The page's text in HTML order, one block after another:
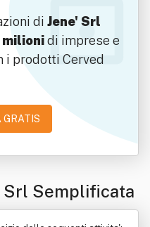
di Jene' Srl
milionidi imprese e
i prodotti Cerved
GRATIS
Srl Semplificata